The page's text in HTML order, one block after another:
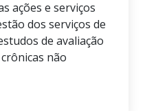
ações e serviços
dos serviços de
de avaliação
não